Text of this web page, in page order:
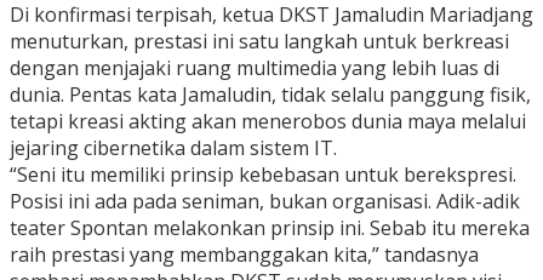
Di konfirmasi terpisah, ketua DKST Jamaludin Mariadjang
menuturkan, prestasi ini satu langkah untuk berkreasi
dengan menjajaki ruang multimedia yang lebih luas di
dunia. Pentas kata Jamaludin, tidak selalu panggung fisik,
tetapi kreasi akting akan menerobos dunia maya melalui
jejaring cibernetika dalam sistem IT.
“Seni itu memiliki prinsip kebebasan untuk berekspresi.
Posisi ini ada pada seniman, bukan organisasi. Adik-adik
teater Spontan melakonkan prinsip ini. Sebab itu mereka
raih prestasi yang membanggakan kita,” tandasnya